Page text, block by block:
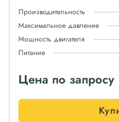
Производительность
Максимальное давление
Мощность двигателя
Питание
Цена по запросу